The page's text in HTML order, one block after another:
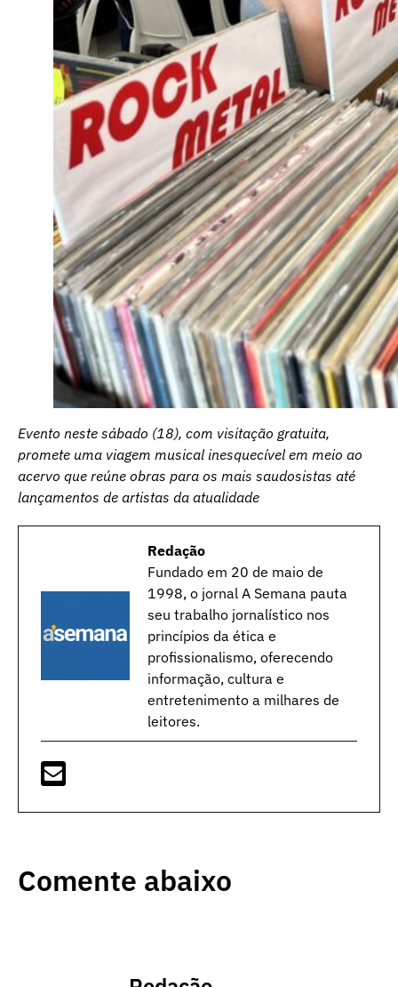
Evento neste sábado (18), com visitação gratuita,
promete uma viagem musical inesquecível em meio ao
acervo que reúne obras para os mais saudosistas até
lançamentos de artistas da atualidade
Redação
Fundado em 20 de maio de
1998, o jornal A Semana pauta
seu trabalho jornalístico nos
princípios da ética e
profissionalismo, oferecendo
informação, cultura e
entretenimento a milhares de
leitores.
Comente abaixo